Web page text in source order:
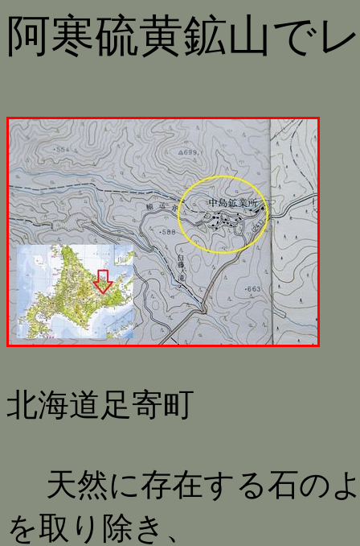
阿寒硫黄鉱山で
北海道足寄町
天然に存在する石の
を取り除き、